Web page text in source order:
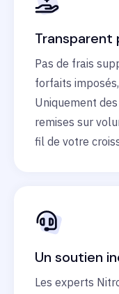
Transparent
Pas de frais
forfaits
Uniquement
remises sur
fil de votre
Un soutien
Les experts